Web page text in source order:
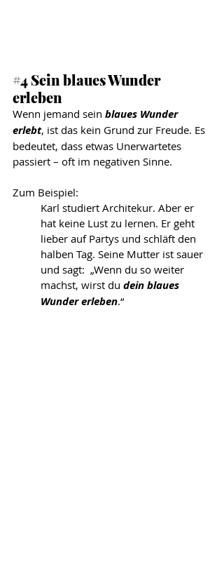
#4 Sein blaues Wunder
erleben
Wenn jemand sein blaues Wunder
erlebt, ist das kein Grund zur Freude. Es
bedeutet, dass etwas Unerwartetes
passiert – oft im negativen Sinne.
Zum Beispiel:
Karl studiert Architekur. Aber er
hat keine Lust zu lernen. Er geht
lieber auf Partys und schläft den
halben Tag. Seine Mutter ist sauer
und sagt:  „Wenn du so weiter
machst, wirst du dein blaues
Wunder erleben.“